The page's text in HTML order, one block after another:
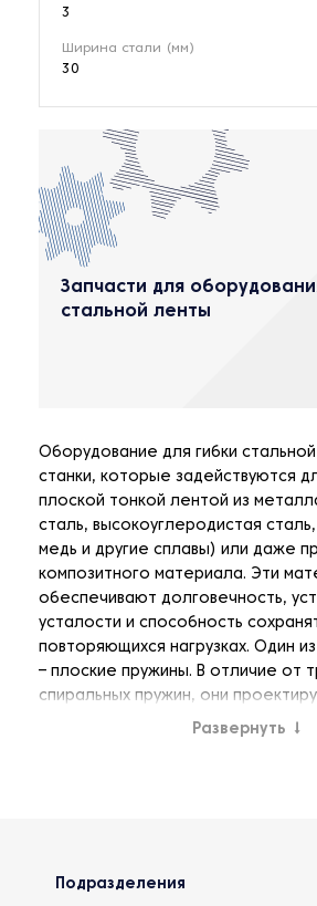
3
Ширина стали (мм)
30
Запчасти для
стальной ленты
Оборудование для гибки
станки, которые задействуются
плоской тонкой лентой из
сталь, высокоуглеродистая
медь и другие сплавы) или даже
композитного материала. Эти
обеспечивают долговечность,
усталости и способность
повторяющихся нагрузках. Один
– плоские пружины. В отличие от
спиральных пружин, они
формах и размерах для хранения
Развернуть ↓
Подразделения